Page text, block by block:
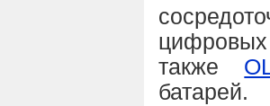
также
батарей.